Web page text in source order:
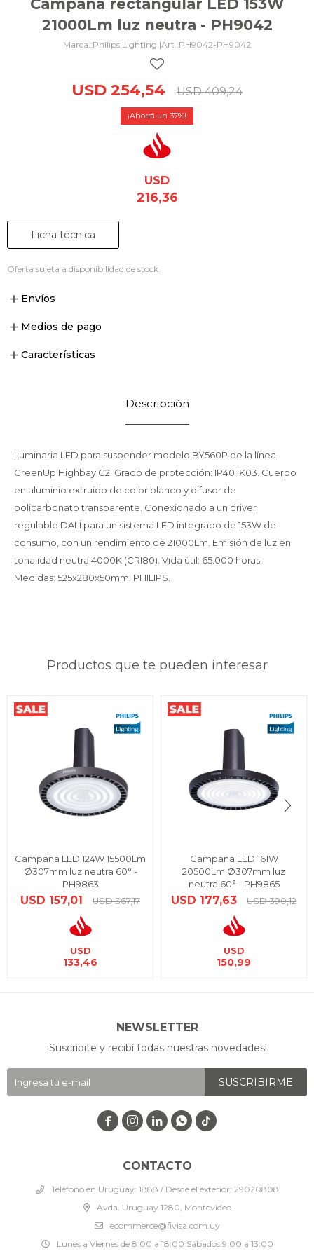
Campana rectangular LED 153W
21000Lm luz neutra - PH9042
Philips Lighting | PH9042-PH9042
USD 254,54 USD 409,24
37
USD
216,36
Ficha técnica
Oferta sujeta a disponibilidad de stock.
Envíos
Medios de pago
Características
Descripción
Luminaria LED para suspender modelo BY560P de la línea
GreenUp Highbay G2. Grado de protección: IP40 IK03. Cuerpo
en aluminio extruido de color blanco y difusor de
policarbonato transparente. Conexionado a un driver
regulable DALÍ para un sistema LED integrado de 153W de
consumo, con un rendimiento de 21000Lm. Emisión de luz en
tonalidad neutra 4000K (CRI80). Vida útil: 65.000 horas.
Medidas: 525x280x50mm. PHILIPS.
Productos que te pueden interesar
Campana LED 124W 15500Lm
Ø307mm luz neutra 60° -
PH9863
USD 157,01 USD 367,17
USD
133,46
Campana LED 161W
20500Lm Ø307mm luz
neutra 60° - PH9865
USD 177,63 USD 390,12
USD
150,99
CONTACTO
Teléfono en Uruguay: 1888 / Desde el exterior: 29020808
Avda. Uruguay 1280, Montevideo
ecommerce@fivisa.com.uy
Lunes a Viernes de 8:00 a 18:00 Sábados 9:00 a 13:00
NEWSLETTER
¡Suscribite y recibí todas nuestras novedades!
SUSCRIBIRME
   